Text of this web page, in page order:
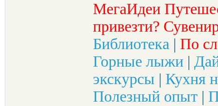
МегаИдеи
привезти?
Библиотека | По
Горные лыжи |
экскурсы | Кухня
Полезный опыт |